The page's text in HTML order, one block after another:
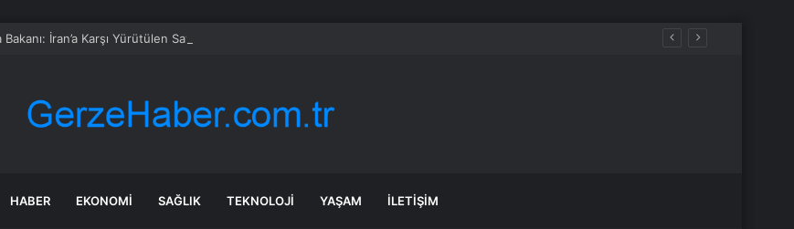
İran’a Karşı Yürütülen Savaşın Maliyeti 37,5 Milyar Dolara Ulaştı
HABER EKONOMI SAĞLIK TEKNOLOJI YAŞAM İLETIŞIM